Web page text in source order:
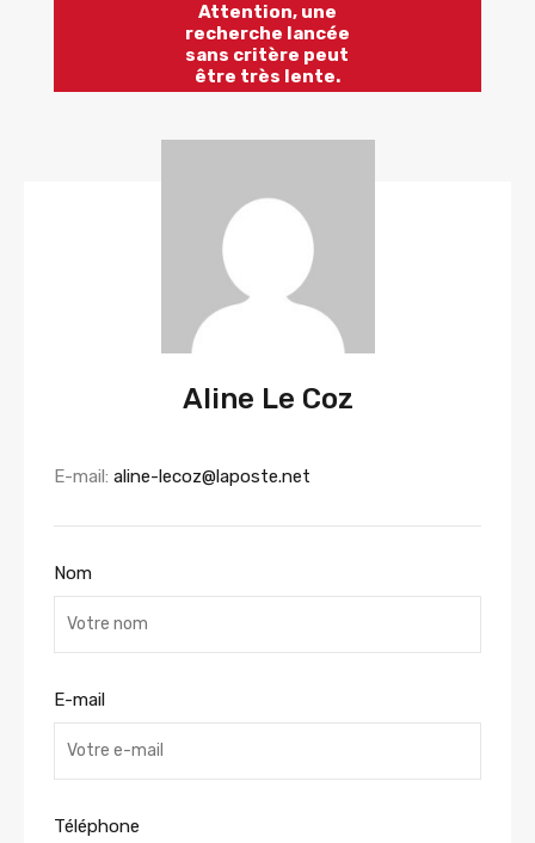
Attention, une
recherche lancée
sans critère peut
être très lente.
Aline Le Coz
E-mail: aline-lecoz@laposte.net
Nom
E-mail
Téléphone